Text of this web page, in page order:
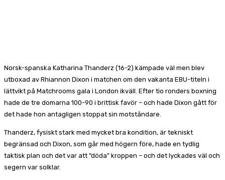
Norsk-spanska Katharina Thanderz (16-2) kämpade väl men blev
utboxad av Rhiannon Dixon i matchen om den vakanta EBU-titeln i
lättvikt på Matchrooms gala i London ikväll. Efter tio ronders boxning
hade de tre domarna 100-90 i brittisk favör – och hade Dixon gått för
det hade hon antagligen stoppat sin motståndare.
Thanderz, fysiskt stark med mycket bra kondition, är tekniskt
begränsad och Dixon, som går med högern före, hade en tydlig
taktisk plan och det var att “döda” kroppen – och det lyckades väl och
segern var solklar.